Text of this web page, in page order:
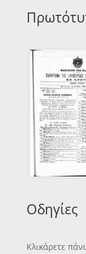
Οδηγίες
Κλικάρετε